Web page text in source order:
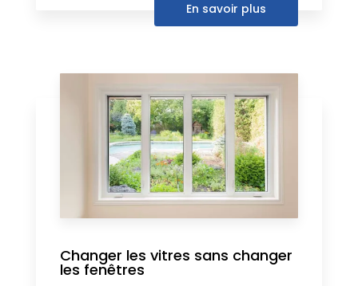
En savoir plus
Changer les vitres sans changer
les fenêtres